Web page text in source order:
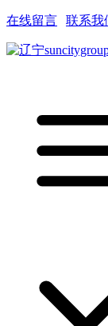
在线留言 联系我